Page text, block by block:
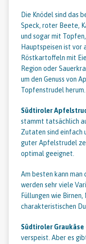
Die Knödel sind das
Speck, roter Beete,
und sogar mit
Hauptspeisen ist vor
Röstkartoffeln mit
Region oder
um den Genuss von
Topfenstrudel herum.
Südtiroler
stammt tatsächlich
Zutaten sind einfach
guter Apfelstrudel
optimal geeignet.
Am besten kann
werden sehr viele
Füllungen wie
charakteristischen
Südtiroler Graukäse
verspeist. Aber es